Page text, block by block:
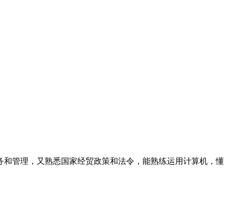
管理，又熟悉国家经贸政策和法令，能熟练运用计算机，懂